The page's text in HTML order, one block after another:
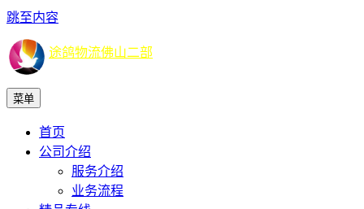
跳至内容
途鸽物流佛山二部
菜单
首页
公司介绍
服务介绍
业务流程